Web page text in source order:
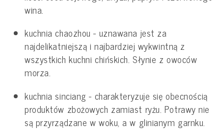
wina.
kuchnia chaozhou - uznawana jest za
najdelikatniejszą i najbardziej wykwintną z
wszystkich kuchni chińskich. Słynie z owoców
morza.
kuchnia sinciang - charakteryzuje się obecnością
produktów zbożowych zamiast ryżu. Potrawy nie
są przyrządzane w woku, a w glinianym garnku.